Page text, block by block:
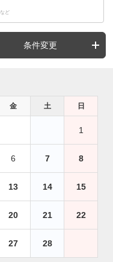
など
条件変更
金 土 日
1
6 7 8
13 14 15
20 21 22
27 28